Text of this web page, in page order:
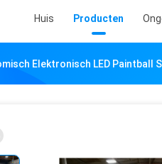
Huis Producten
Elektronisch LED